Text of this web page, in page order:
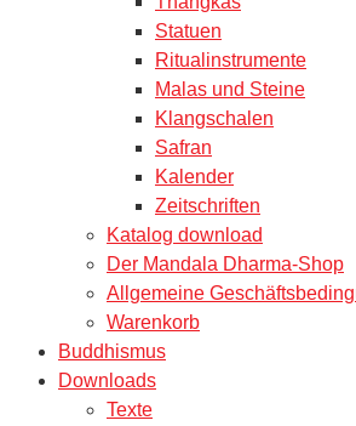
Statuen
Ritualinstrumente
Malas und Steine
Klangschalen
Safran
Kalender
Zeitschriften
Katalog download
Der Mandala Dharma-Shop
Allgemeine
Warenkorb
Buddhismus
Downloads
Texte